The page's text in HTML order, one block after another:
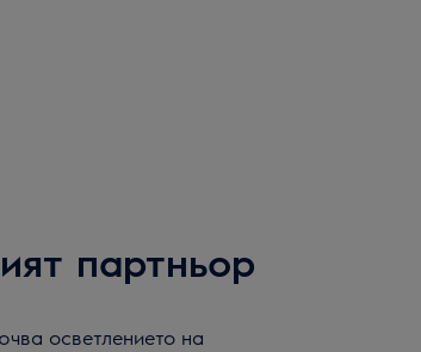
партньор
осветлението на